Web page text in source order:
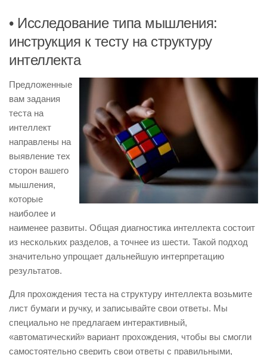
• Исследование типа мышления:
инструкция к тесту на структуру
интеллекта
Предложенные
вам задания
теста на
интеллект
направлены на
выявление тех
сторон вашего
мышления,
которые
наиболее и
наименее развиты. Общая диагностика интеллекта состоит
из нескольких разделов, а точнее из шести. Такой подход
значительно упрощает дальнейшую интерпретацию
результатов.
Для прохождения теста на структуру интеллекта возьмите
лист бумаги и ручку, и записывайте свои ответы. Мы
специально не предлагаем интерактивный,
«автоматический» вариант прохождения, чтобы вы смогли
самостоятельно сверить свои ответы с правильными,